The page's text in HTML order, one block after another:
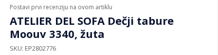
Postavi prvi recenziju na ovom artiklu
ATELIER DEL SOFA Dečji tabure
Moouv 3340, žuta
SKU EP2802776